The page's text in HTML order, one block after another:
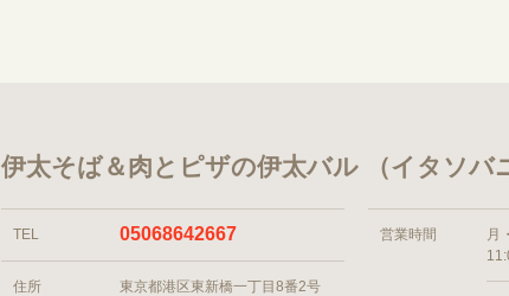
伊太そば＆肉とピザの伊太バル （イタソバ
TEL 05068642667
住所
東京都港区東新橋一丁目8番2号
営業時間
月